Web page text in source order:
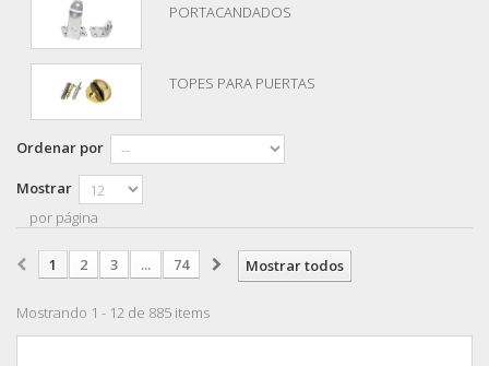
PORTACANDADOS
TOPES PARA PUERTAS
Ordenar por
Mostrar
por página
Mostrar todos
1 2 3 ... 74
Mostrando 1 - 12 de 885 items